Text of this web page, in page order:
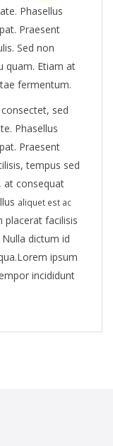
Phasellus
Praesent
Sed non
quam. Etiam at
fermentum.
sed
Phasellus
Praesent
tempus sed
at consequat
aliquet est ac
placerat facilisis
dictum id
ipsum
incididunt